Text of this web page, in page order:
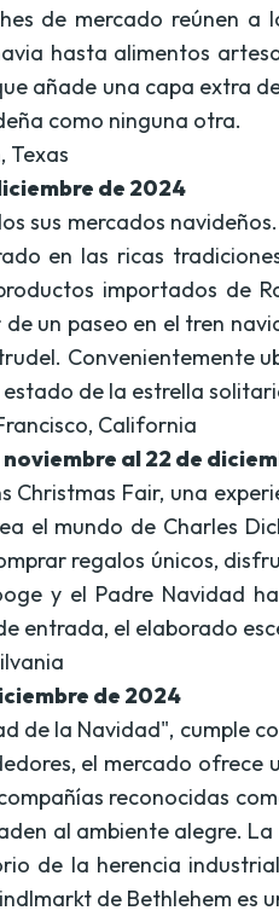
de mercado reúnen
hasta alimentos
añade una capa extra
como ninguna otra.
Texas
de 2024
sus mercados
en las ricas
importados de
un paseo en el tren
Convenientemente
de la estrella
California
al 22 de
Christmas Fair, una
el mundo de Charles
regalos únicos,
y el Padre Navidad
entrada, el elaborado
de 2024
de la Navidad", cumple
el mercado
reconocidas
al ambiente alegre.
de la herencia
de Bethlehem es